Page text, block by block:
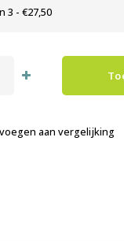
3 - €27,50
aan vergelijking